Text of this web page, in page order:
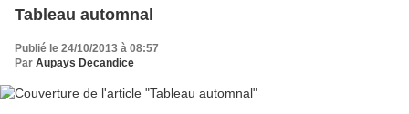
Tableau automnal
Publié le 24/10/2013 à 08:57
Par Aupays Decandice